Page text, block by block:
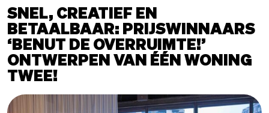
SNEL, CREATIEF EN
BETAALBAAR: PRIJSWINNAARS
‘BENUT DE OVERRUIMTE!’
ONTWERPEN VAN ÉÉN WONING
TWEE!